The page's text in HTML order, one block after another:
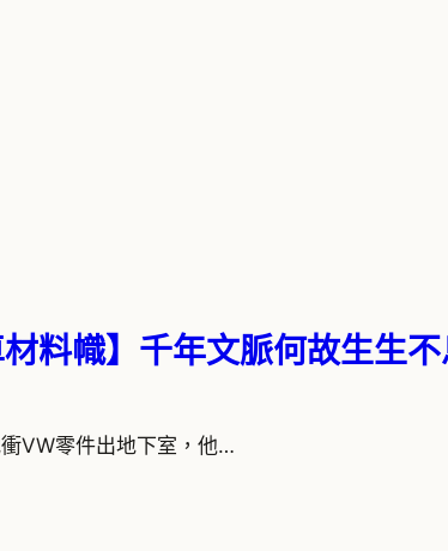
材料幟】千年文脈何故生生
VW零件出地下室，他…